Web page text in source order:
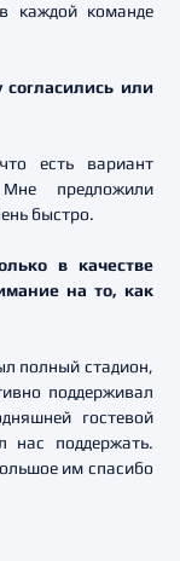
каждой команде
или
есть вариант
предложили
быстро.
в качестве
на то, как
полный стадион,
поддерживал
гостевой
нас поддержать.
им спасибо